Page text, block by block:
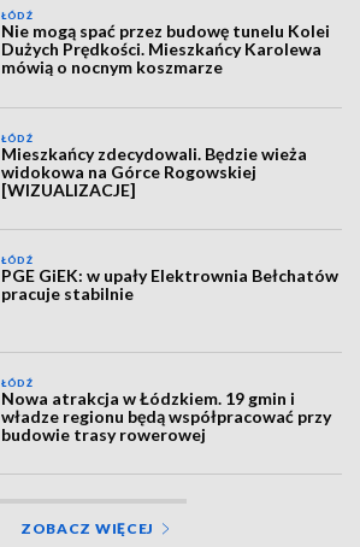
ŁÓDŹ
Nie mogą spać przez budowę tunelu Kolei
Dużych Prędkości. Mieszkańcy Karolewa
mówią o nocnym koszmarze
ŁÓDŹ
Mieszkańcy zdecydowali. Będzie wieża
widokowa na Górce Rogowskiej
[WIZUALIZACJE]
ŁÓDŹ
PGE GiEK: w upały Elektrownia Bełchatów
pracuje stabilnie
ŁÓDŹ
Nowa atrakcja w Łódzkiem. 19 gmin i
władze regionu będą współpracować przy
budowie trasy rowerowej
ZOBACZ WIĘCEJ